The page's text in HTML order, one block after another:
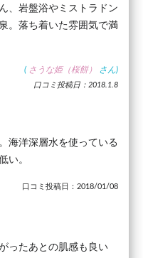
、岩盤浴やミストラドン
。落ち着いた雰囲気で満
( さうな姫（桜餅） さん)
口コミ投稿日：2018.1.8
海洋深層水を使っている
い。
口コミ投稿日：2018/01/08
ったあとの肌感も良い